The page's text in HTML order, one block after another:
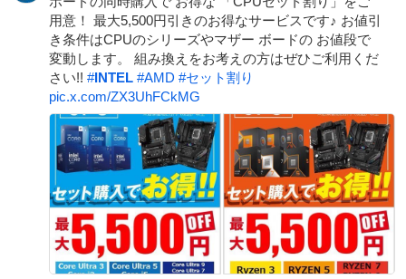
用意！ 最大5,500円引きのお得なサービスです♪ お値引
き条件はCPUのシリーズやマザー ボードの お値段で
変動します。 組み換えをお考えの方はぜひご利用くだ
さい!! #INTEL #AMD #セット割り
pic.x.com/ZX3UhFCkMG